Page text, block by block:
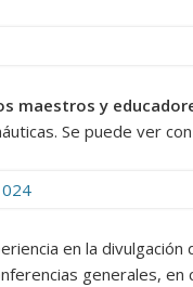
maestros y
Se puede ver
en la
generales,